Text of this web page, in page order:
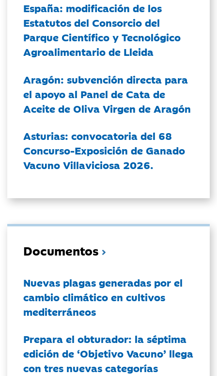
España: modificación de los
Estatutos del Consorcio del
Parque Científico y Tecnológico
Agroalimentario de Lleida
Aragón: subvención directa para
el apoyo al Panel de Cata de
Aceite de Oliva Virgen de Aragón
Asturias: convocatoria del 68
Concurso-Exposición de Ganado
Vacuno Villaviciosa 2026.
Documentos
Nuevas plagas generadas por el
cambio climático en cultivos
mediterráneos
Prepara el obturador: la séptima
edición de ‘Objetivo Vacuno’ llega
con tres nuevas categorías